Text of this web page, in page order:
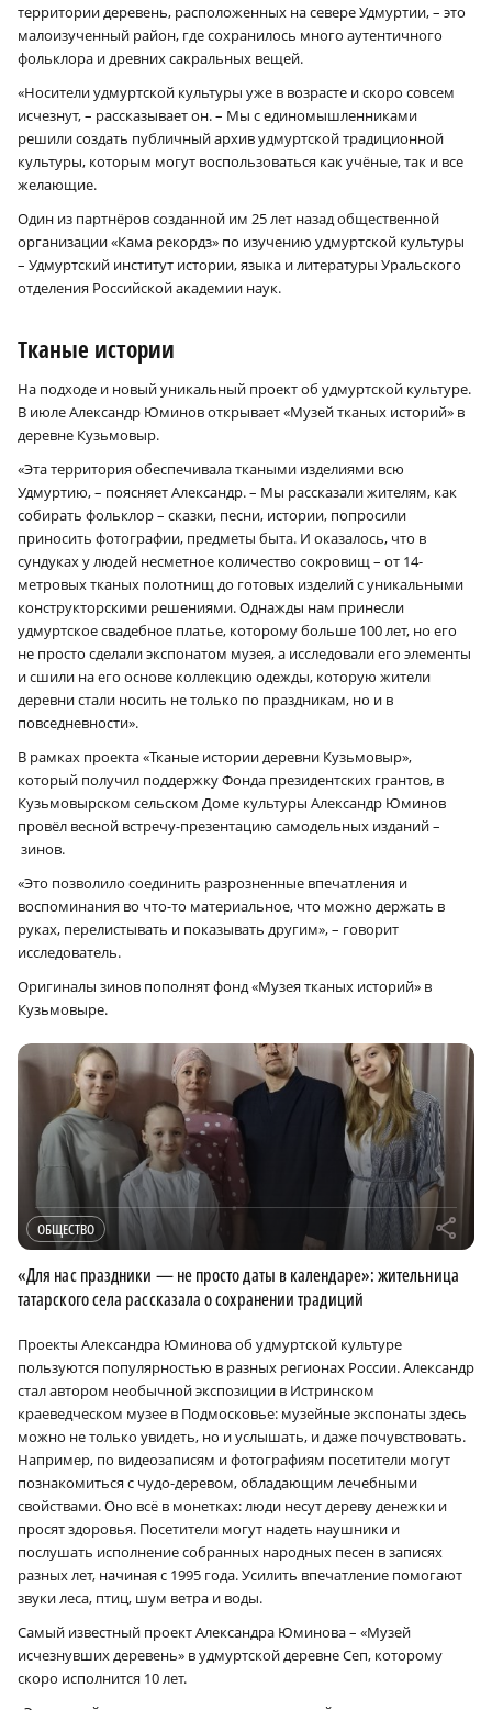
территории деревень, расположенных на севере Удмуртии, – это
малоизученный район, где сохранилось много аутентичного
фольклора и древних сакральных вещей.
«Носители удмуртской культуры уже в возрасте и скоро совсем
исчезнут, – рассказывает он. – Мы с единомышленниками
решили создать публичный архив удмуртской традиционной
культуры, которым могут воспользоваться как учёные, так и все
желающие.
Один из партнёров созданной им 25 лет назад общественной
организации «Кама рекордз» по изучению удмуртской культуры
– Удмуртский институт истории, языка и литературы Уральского
отделения Российской академии наук.
Тканые истории
На подходе и новый уникальный проект об удмуртской культуре.
В июле Александр Юминов открывает «Музей тканых историй» в
деревне Кузьмовыр.
«Эта территория обеспечивала ткаными изделиями всю
Удмуртию, – поясняет Александр. – Мы рассказали жителям, как
собирать фольклор – сказки, песни, истории, попросили
приносить фотографии, предметы быта. И оказалось, что в
сундуках у людей несметное количество сокровищ – от 14-
метровых тканых полотнищ до готовых изделий с уникальными
конструкторскими решениями. Однажды нам принесли
удмуртское свадебное платье, которому больше 100 лет, но его
не просто сделали экспонатом музея, а исследовали его элементы
и сшили на его основе коллекцию одежды, которую жители
деревни стали носить не только по праздникам, но и в
повседневности».
В рамках проекта «Тканые истории деревни Кузьмовыр»,
который получил поддержку Фонда президентских грантов, в
Кузьмовырском сельском Доме культуры Александр Юминов
провёл весной встречу-презентацию самодельных изданий –
зинов.
«Это позволило соединить разрозненные впечатления и
воспоминания во что-то материальное, что можно держать в
руках, перелистывать и показывать другим», – говорит
исследователь.
Оригиналы зинов пополнят фонд «Музея тканых историй» в
Кузьмовыре.
ОБЩЕСТВО r
«Для нас праздники — не просто даты в календаре»: жительница
татарского села рассказала о сохранении традиций
Проекты Александра Юминова об удмуртской культуре
пользуются популярностью в разных регионах России. Александр
стал автором необычной экспозиции в Истринском
краеведческом музее в Подмосковье: музейные экспонаты здесь
можно не только увидеть, но и услышать, и даже почувствовать.
Например, по видеозаписям и фотографиям посетители могут
познакомиться с чудо-деревом, обладающим лечебными
свойствами. Оно всё в монетках: люди несут дереву денежки и
просят здоровья. Посетители могут надеть наушники и
послушать исполнение собранных народных песен в записях
разных лет, начиная с 1995 года. Усилить впечатление помогают
звуки леса, птиц, шум ветра и воды.
Самый известный проект Александра Юминова – «Музей
исчезнувших деревень» в удмуртской деревне Сеп, которому
скоро исполнится 10 лет.